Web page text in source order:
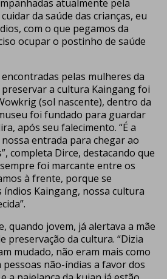
atualmente pela
da saúde das crianças, eu
com o que pegamos da
ocupar o postinho de saúde
pelas mulheres da
a cultura Kaingang foi
(sol nascente), dentro da
foi fundado para guardar
após seu falecimento. “É a
entrada para chegar ao
completa Dirce, destacando que
foi marcante entre os
à frente, porque se
Kaingang, nossa cultura
quando jovem, já alertava a mãe
preservação da cultura. “Dizia
mudado, não eram mais como
não-índias a favor dos